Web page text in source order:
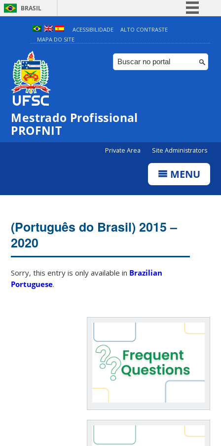
BRASIL
Simplifique!
Comunica BR
Participe
ACESSIBILIDADE
ALTO CONTRASTE
MAPA DO SITE
Mestrado Profissional
PROFNIT
Private Area Site Administrators
MENU
(Português do Brasil) 2015 –
2020
Sorry, this entry is only available in Brazilian
Portuguese.